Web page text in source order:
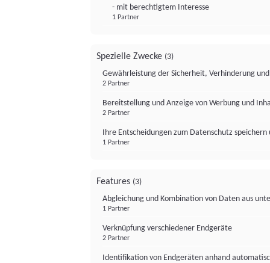
- mit berechtigtem Interesse
1 Partner
Spezielle Zwecke (3)
Gewährleistung der Sicherheit, Verhinderung
2 Partner
Bereitstellung und Anzeige von Werbung und
2 Partner
Ihre Entscheidungen zum Datenschutz
1 Partner
Features (3)
Abgleichung und Kombination von Daten aus
1 Partner
Verknüpfung verschiedener Endgeräte
2 Partner
Identifikation von Endgeräten anhand